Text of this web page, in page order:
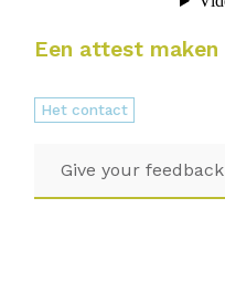
Een attest maken
Het contact
Give your feedback